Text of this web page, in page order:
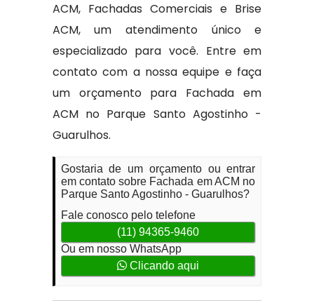
ACM, Fachadas Comerciais e Brise
ACM, um atendimento único e
especializado para você. Entre em
contato com a nossa equipe e faça
um orçamento para Fachada em
ACM no Parque Santo Agostinho -
Guarulhos.
Gostaria de um orçamento ou entrar
em contato sobre Fachada em ACM no
Parque Santo Agostinho - Guarulhos?
Fale conosco pelo telefone
(11) 94365-9460
Ou em nosso WhatsApp
Clicando aqui